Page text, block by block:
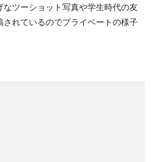
ツーショット写真や学生時代の友
れているのでプライベートの様子